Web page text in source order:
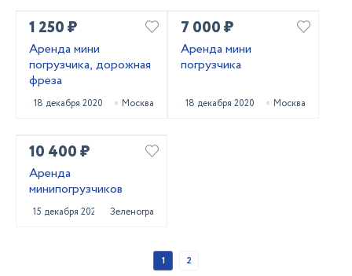
1 250 ₽
Аренда мини
погрузчика, дорожная
фреза
18 декабря 2020 Москва
7 000 ₽
Аренда мини
погрузчика
18 декабря 2020 Москва
10 400 ₽
Аренда
минипогрузчиков
15 декабря 2020 Зеленоград
1 2